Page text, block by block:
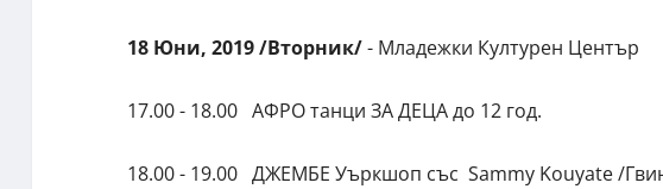
18 Юни, 2019 /Вторник/- Младежки Културен Център
17.00 - 18.00 АФРО танци ЗА ДЕЦА до 12 год.
18.00 - 19.00 ДЖЕМБЕ Уъркшоп със Sammy Kouyate /